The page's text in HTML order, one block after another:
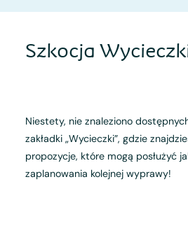
Szkocja
Niestety, nie znaleziono
zakładki „Wycieczki”, gdzie
propozycje, które mogą posłużyć
zaplanowania kolejnej wyprawy!